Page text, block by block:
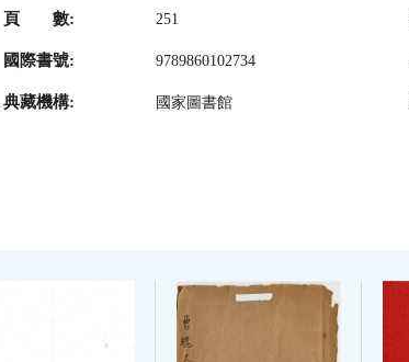
頁 數: 251
國際書號: 9789860102734
典藏機構: 國家圖書館